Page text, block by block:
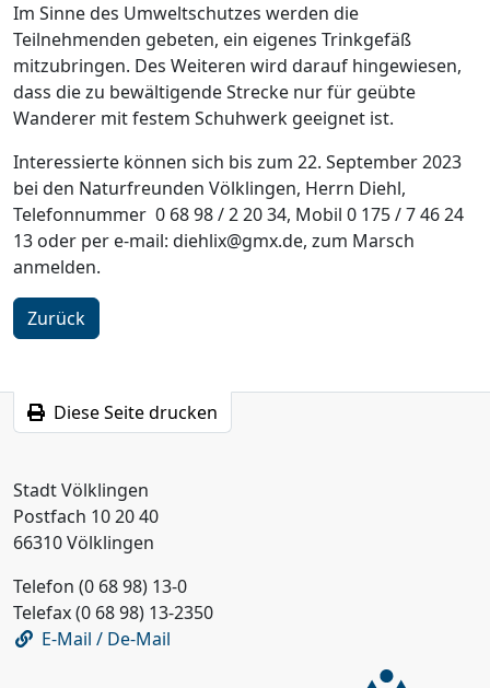
Im Sinne des Umweltschutzes werden die
Teilnehmenden gebeten, ein eigenes Trinkgefäß
mitzubringen. Des Weiteren wird darauf hingewiesen,
dass die zu bewältigende Strecke nur für geübte
Wanderer mit festem Schuhwerk geeignet ist.
Interessierte können sich bis zum 22. September 2023
bei den Naturfreunden Völklingen, Herrn Diehl,
Telefonnummer 0 68 98 / 2 20 34, Mobil 0 175 / 7 46 24
13 oder per e-mail: diehlix@gmx.de, zum Marsch
anmelden.
Zurück
Diese Seite drucken
Stadt Völklingen
Postfach 10 20 40
66310 Völklingen
Telefon (0 68 98) 13-0
Telefax (0 68 98) 13-2350
E-Mail / De-Mail